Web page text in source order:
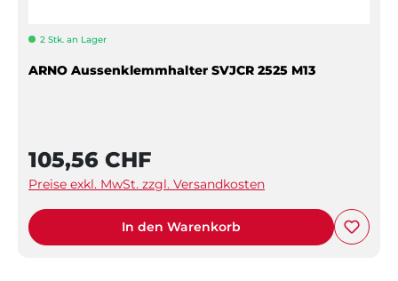
2 Stk. an Lager
ARNO Aussenklemmhalter SVJCR 2525 M13
105,56 CHF
Preise exkl. MwSt. zzgl. Versandkosten
In den Warenkorb